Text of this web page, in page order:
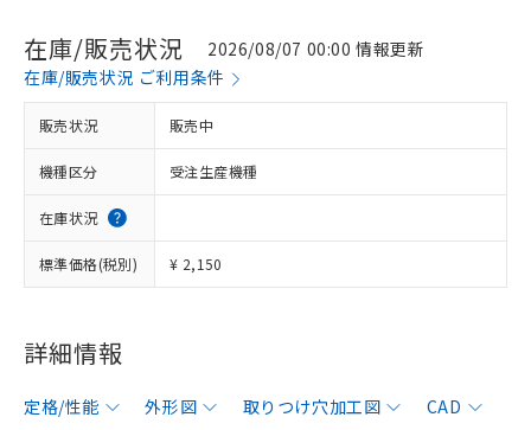
在庫/販売状況
2026/08/07 00:00 情報更新
在庫/販売状況 ご利用条件
販売状況 販売中
機種区分 受注生産機種
在庫状況
標準価格(税別) ¥ 2,150
詳細情報
定格/性能 外形図 取りつけ穴加工図
CAD